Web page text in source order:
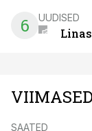
6 UUDISED
SAATED